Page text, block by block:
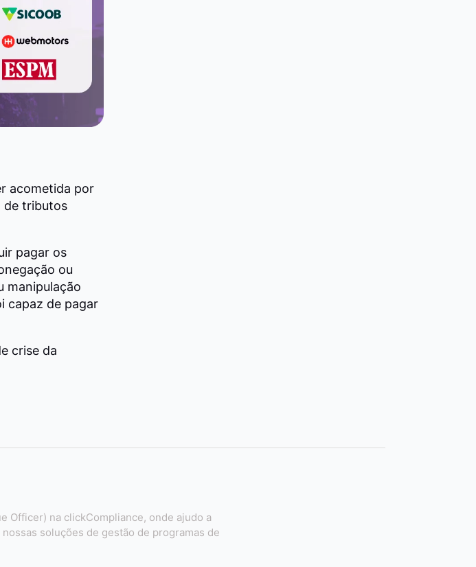
acometida por
de tributos
pagar os
ou
manipulação
capaz de pagar
crise da
Officer) na clickCompliance, onde ajudo a
soluções de gestão de programas de